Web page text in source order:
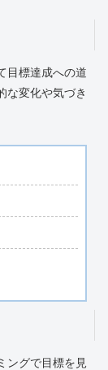
目標達成への道
な変化や気づき
ングで目標を見